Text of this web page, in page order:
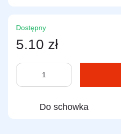
Dostępny
5.10 zł
Do schowka